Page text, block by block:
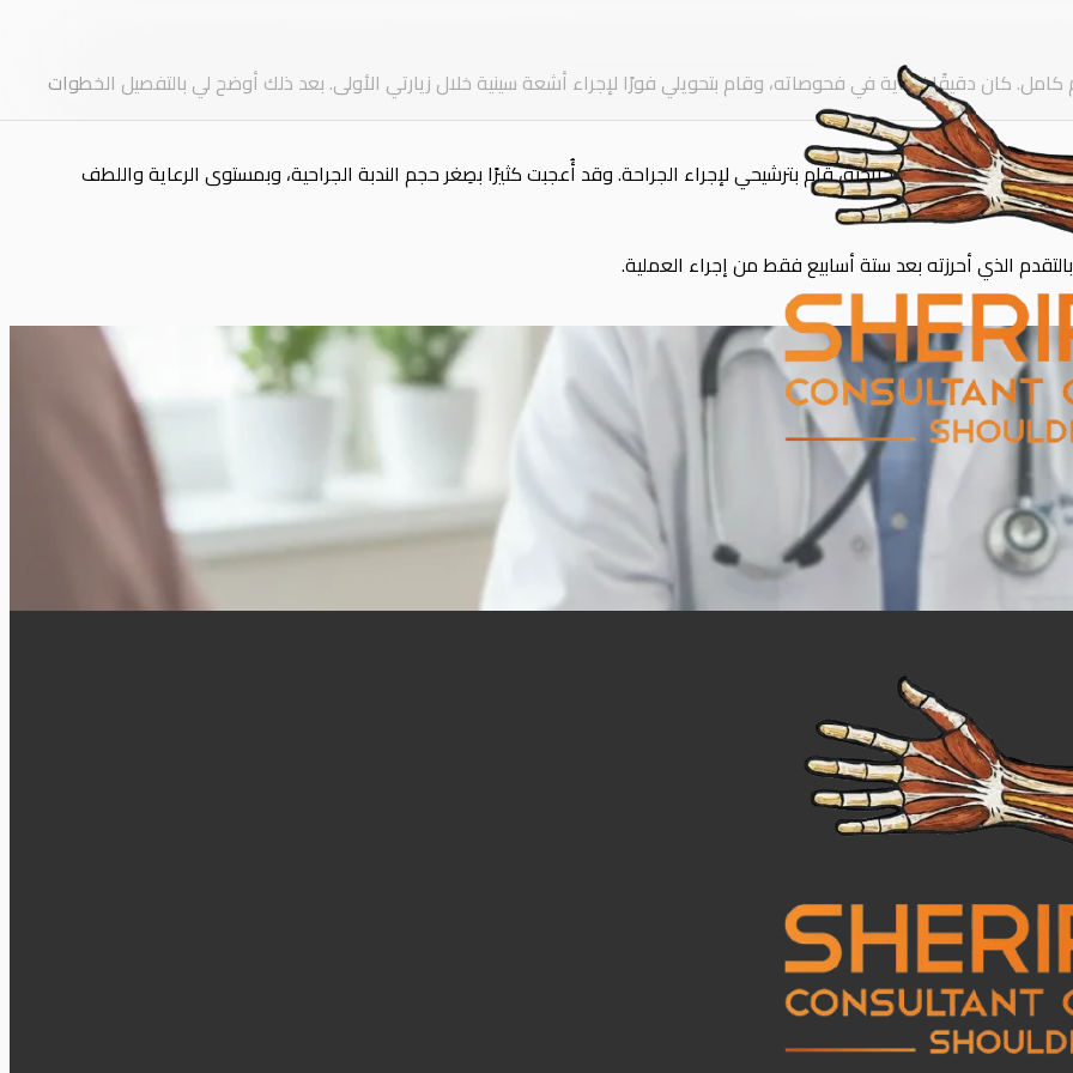
كان دقيقًا للغاية في فحوصاته، وقام بتحويلي فورًا لإجراء أشعة سينية خلال زيارتي الأولى. بعد ذلك أوضح لي بالتفصيل الخطوات
العلاجية غير الجراحية، قام بترشيحي لإجراء الجراحة. وقد أُعجبت كثيرًا بصِغر حجم الندبة الجراحية، وبمستوى الرعاية واللطف
الذي أحرزته بعد ستة أسابيع فقط من إجراء العملية.